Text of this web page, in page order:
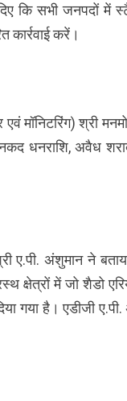
कि सभी जनपदों में
कार्रवाई करें।
श्री
धनराशि, अवैध
अंशुमान ने
क्षेत्रों में जो शैडो
गया है। एडीजी